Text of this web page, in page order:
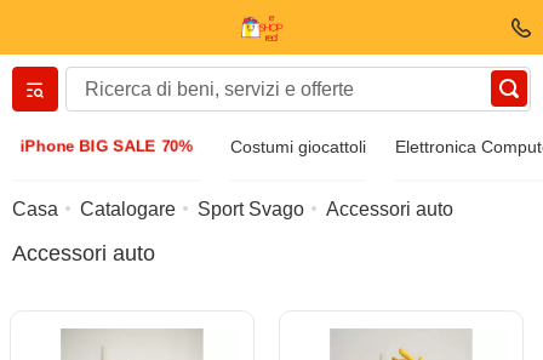
iPhone BIG SALE 70% Costumi giocattoli Elettronica
Вернуться назад
Accessori
Occhiali da sole
Casa Catalogare Sport Svago Accessori auto
Accessori auto